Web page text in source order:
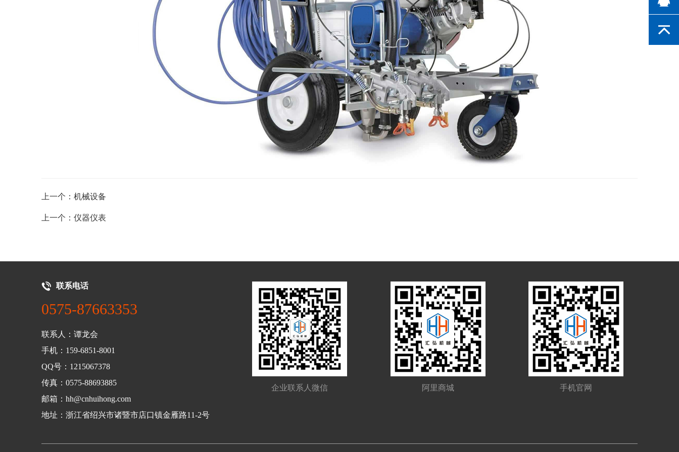
上一个：机械设备
上一个：仪器仪表
联系电话
0575-87663353
联系人：谭龙会
手机：159-6851-8001
QQ号：1215067378
传真：0575-88693885
邮箱：hh@cnhuihong.com
地址：浙江省绍兴市诸暨市店口镇金雁路11-2号
企业联系人微信 阿里商城 手机官网